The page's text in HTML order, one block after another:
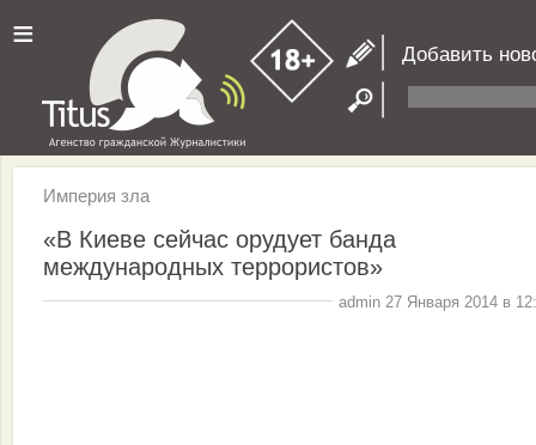
≡ Добавить
Империя зла
«В Киеве сейчас орудует банда
международных террористов»
admin 27 Января 2014 в